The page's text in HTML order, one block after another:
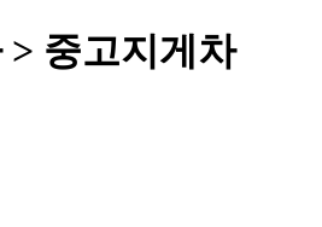
중고지게차